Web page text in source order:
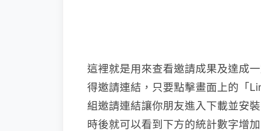
這裡就是用來查看邀請成果及達成
得邀請連結，只要點擊畫面上的「
組邀請連結讓你朋友進入下載並安
時後就可以看到下方的統計數字增